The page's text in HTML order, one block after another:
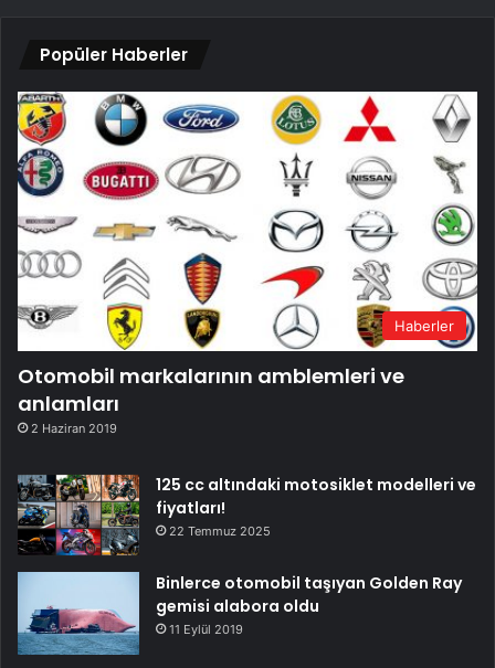
Popüler Haberler
Haberler
Otomobil markalarının amblemleri ve
anlamları
2 Haziran 2019
125 cc altındaki motosiklet modelleri ve
fiyatları!
22 Temmuz 2025
Binlerce otomobil taşıyan Golden Ray
gemisi alabora oldu
11 Eylül 2019